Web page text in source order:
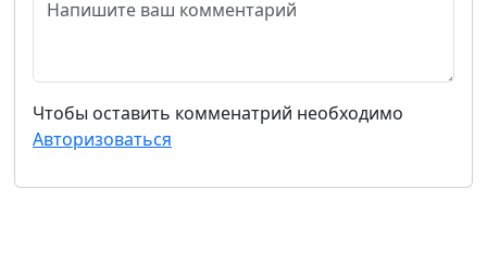
Чтобы оставить комменатрий необходимо
Авторизоваться